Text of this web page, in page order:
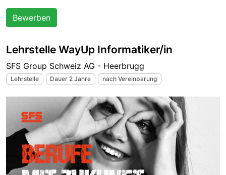
Bewerben
Lehrstelle WayUp Informatiker/in
SFS Group Schweiz AG - Heerbrugg
Lehrstelle Dauer 2 Jahre nach Vereinbarung